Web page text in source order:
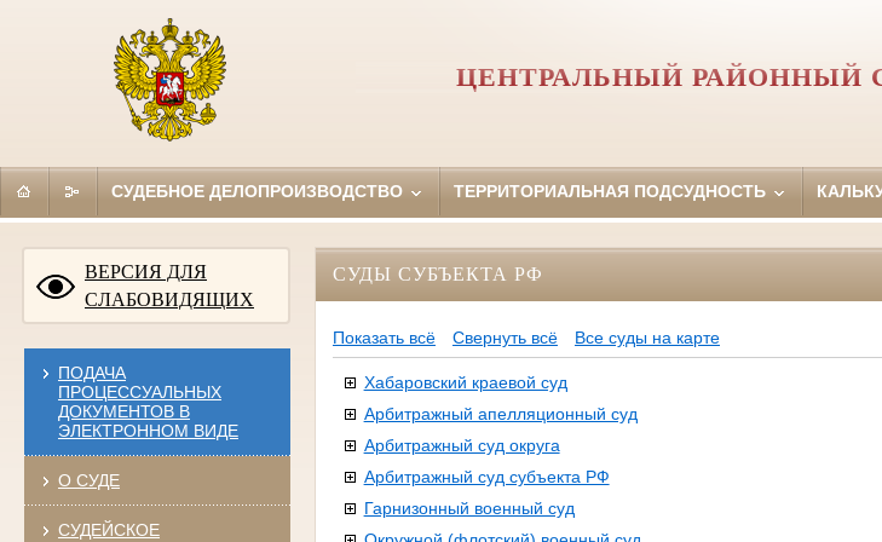
ЦЕНТРАЛЬНЫЙ РАЙОННЫЙ
СУДЕБНОЕ ДЕЛОПРОИЗВОДСТВО ТЕРРИТОРИАЛЬНАЯ ПОДСУДНОСТЬ
ВЕРСИЯ ДЛЯ
СЛАБОВИДЯЩИХ
ПОДАЧА
ПРОЦЕССУАЛЬНЫХ
ДОКУМЕНТОВ В
ЭЛЕКТРОННОМ ВИДЕ
О СУДЕ
СУДЕЙСКОЕ
СУДЫ СУБЪЕКТА РФ
Показать всё Свернуть всё Все суды на карте
Хабаровский краевой суд
Арбитражный апелляционный суд
Арбитражный суд округа
Арбитражный суд субъекта РФ
Гарнизонный военный суд